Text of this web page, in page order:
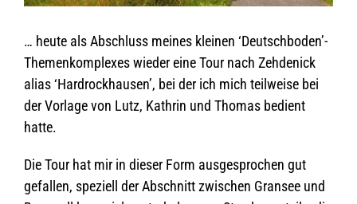
… heute als Abschluss mei­nes klei­nen ‘Deutschboden’-
Themenkomplexes wie­der eine Tour nach Zeh­de­nick
alias ‘Hard­rock­hausen’, bei der ich mich teil­weise bei
der Vor­lage von Lutz, Kath­rin und Tho­mas bedient
hatte.
Die Tour hat mir in die­ser Form aus­ge­spro­chen gut
gefal­len, spe­zi­ell der Abschnitt zwi­schen Gran­see und